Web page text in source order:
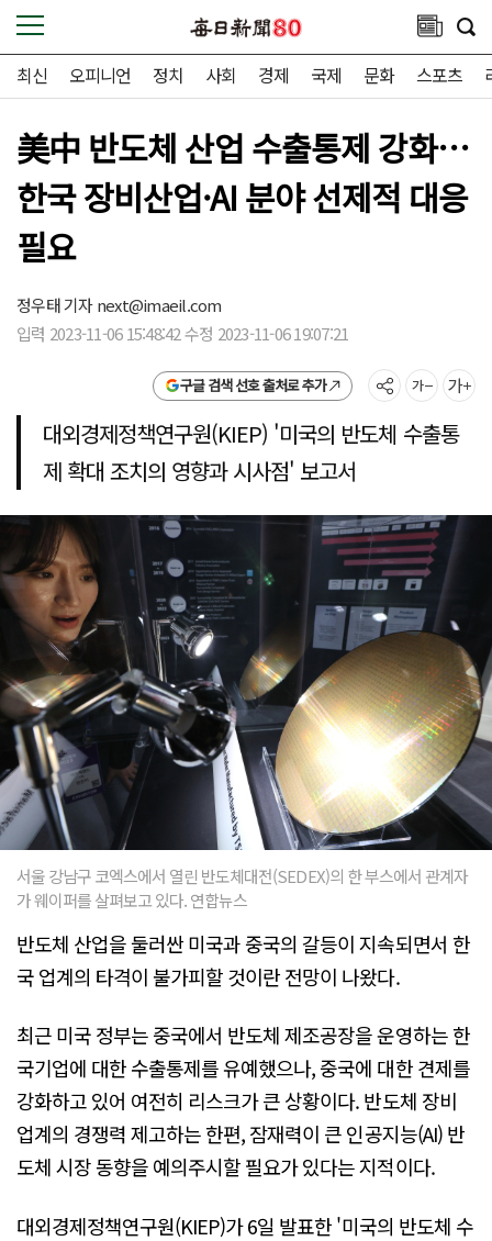
최신 오피니언 정치 사회 경제 국제 문화 스포츠
美中 반도체 산업 수출통제 강화…
한국 장비산업·AI 분야 선제적 대응
필요
정우태 기자next@imaeil.com
입력 2023-11-06 15:48:42 수정 2023-11-06 19:07:21
구글 검색 선호 출처로 추가
대외경제정책연구원(KIEP) '미국의 반도체 수출통
제 확대 조치의 영향과 시사점' 보고서
서울 강남구 코엑스에서 열린 반도체대전(SEDEX)의 한 부스에서 관계자
가 웨이퍼를 살펴보고 있다. 연합뉴스
반도체 산업을 둘러싼 미국과 중국의 갈등이 지속되면서 한
국 업계의 타격이 불가피할 것이란 전망이 나왔다.
최근 미국 정부는 중국에서 반도체 제조공장을 운영하는 한
국기업에 대한 수출통제를 유예했으나, 중국에 대한 견제를
강화하고 있어 여전히 리스크가 큰 상황이다. 반도체 장비
업계의 경쟁력 제고하는 한편, 잠재력이 큰 인공지능(AI) 반
도체 시장 동향을 예의주시할 필요가 있다는 지적이다.
대외경제정책연구원(KIEP)가 6일 발표한 '미국의 반도체 수